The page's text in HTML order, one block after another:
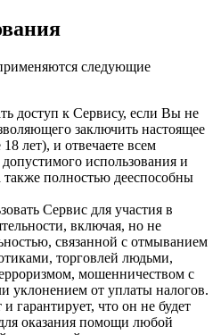
следующие
доступ к Сервису, если Вы не
заключить настоящее
лет), и отвечаете всем
использования и
полностью дееспособны
Сервис для участия в
включая, но не
связанной с отмыванием
торговлей людьми,
мошенничеством с
уклонением от уплаты налогов.
и гарантирует, что он не будет
оказания помощи любой